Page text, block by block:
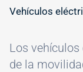
Vehículos
Los
de la